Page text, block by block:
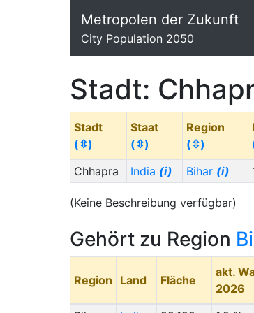
Metropolen der Zukunft
City Population 2050
Stadt:
Stadt
(⇳)
Staat
(⇳)
Region
(⇳)
Chhapra
India (i) Bihar (i)
(Keine Beschreibung verfügbar)
Gehört zu Region
Region Land Fläche
akt.
2026